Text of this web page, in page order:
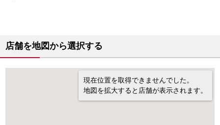
店舗を地図から選択する
現在位置を取得できませんでした。
地図を拡大すると店舗が表示されます。